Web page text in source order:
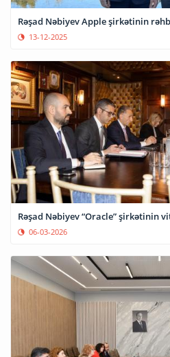
Rəşad Nəbiyev Apple şirkətinin
13-12-2025
Rəşad Nəbiyev “Oracle” şirkətinin
06-03-2026